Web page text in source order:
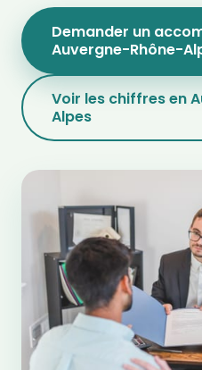
Demander un
Auvergne-Rhône-
Voir les chiffres en
Alpes